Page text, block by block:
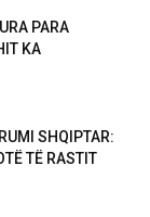
PARA
KA
SHQIPTAR:
TË RASTIT